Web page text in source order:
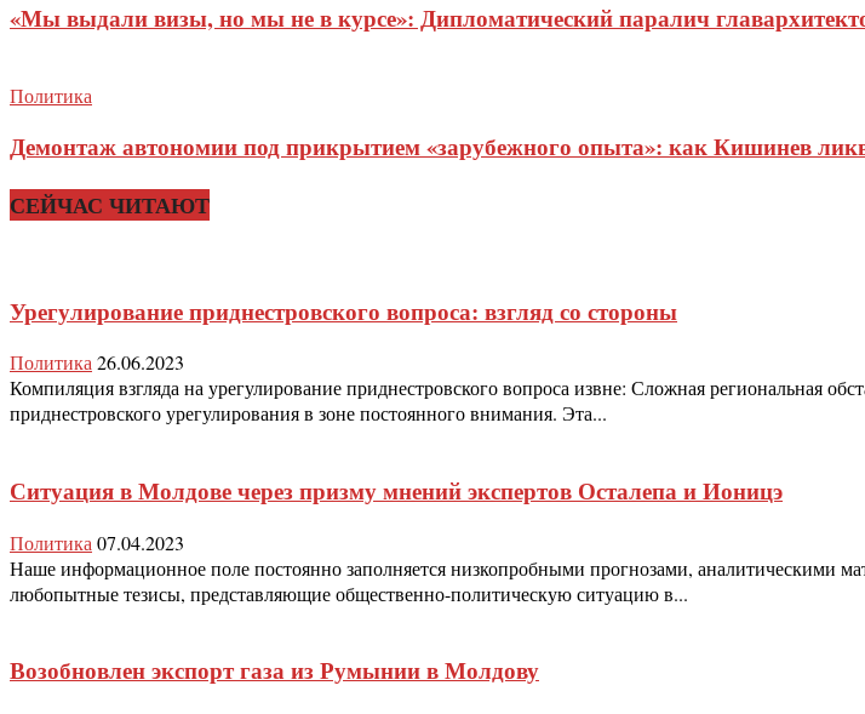
«Мы выдали визы, но мы не в курсе»: Дипломатический паралич
Политика
Демонтаж автономии под прикрытием «зарубежного опыта»: как Кишинев
СЕЙЧАС ЧИТАЮТ
Урегулирование приднестровского вопроса: взгляд со стороны
Политика26.06.2023
Компиляция взгляда на урегулирование приднестровского вопроса извне: Сложная региональная
приднестровского урегулирования в зоне постоянного внимания. Эта...
Ситуация в Молдове через призму мнений экспертов Осталепа и Ионицэ
Политика 07.04.2023
Наше информационное поле постоянно заполняется низкопробными прогнозами, аналитическими
любопытные тезисы, представляющие общественно-политическую ситуацию в...
Возобновлен экспорт газа из Румынии в Молдову